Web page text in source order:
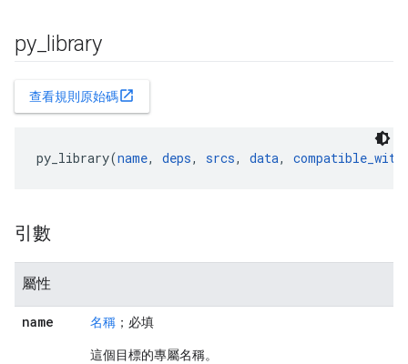
py_ library
查看規則原始碼open_in_new
py_library(name, deps, srcs, data, compatible_with
引數
屬性
name 名稱 ；必填
這個目標的專屬名稱。